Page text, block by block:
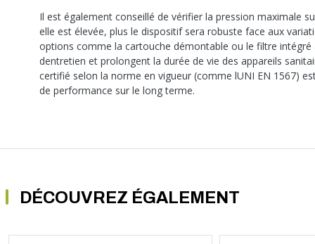
Il est également conseillé de vérifier la pression maximale
elle est élevée, plus le dispositif sera robuste face aux
options comme la cartouche démontable ou le filtre
dentretien et prolongent la durée de vie des appareils
certifié selon la norme en vigueur (comme lUNI EN 1567)
de performance sur le long terme.
DÉCOUVREZ ÉGALEMENT